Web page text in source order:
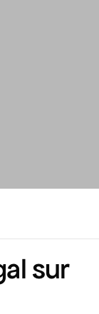
sur